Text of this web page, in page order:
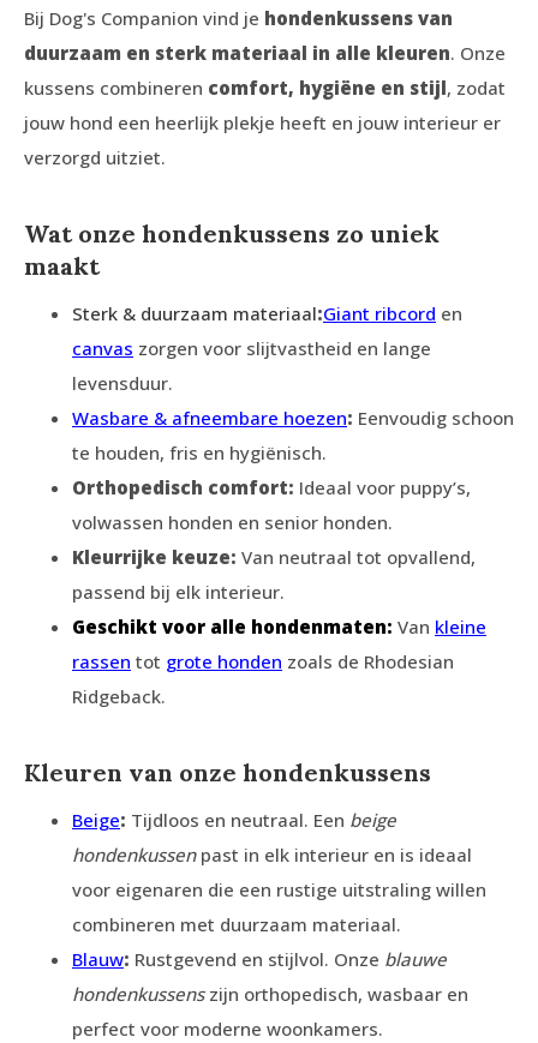
Bij Dog's Companion vind je hondenkussens van
duurzaam en sterk materiaal in alle kleuren. Onze
kussens combineren comfort, hygiëne en stijl, zodat
jouw hond een heerlijk plekje heeft en jouw interieur er
verzorgd uitziet.
Wat onze hondenkussens zo uniek
maakt
Sterk & duurzaam materiaal:Giant ribcord en
canvas zorgen voor slijtvastheid en lange
levensduur.
Wasbare & afneembare hoezen: Eenvoudig schoon
te houden, fris en hygiënisch.
Orthopedisch comfort: Ideaal voor puppy’s,
volwassen honden en senior honden.
Kleurrijke keuze: Van neutraal tot opvallend,
passend bij elk interieur.
Geschikt voor alle hondenmaten: Van kleine
rassen tot grote honden zoals de Rhodesian
Ridgeback.
Kleuren van onze hondenkussens
Beige: Tijdloos en neutraal. Een beige
hondenkussenpast in elk interieur en is ideaal
voor eigenaren die een rustige uitstraling willen
combineren met duurzaam materiaal.
Blauw: Rustgevend en stijlvol. Onze blauwe
hondenkussenszijn orthopedisch, wasbaar en
perfect voor moderne woonkamers.